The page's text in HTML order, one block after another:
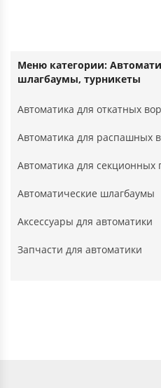
Меню категории:
шлагбаумы, турникеты
Автоматика для откатных
Автоматика для распашных
Автоматика для секционных
Автоматические шлагбаумы
Аксессуары для автоматики
Запчасти для автоматики